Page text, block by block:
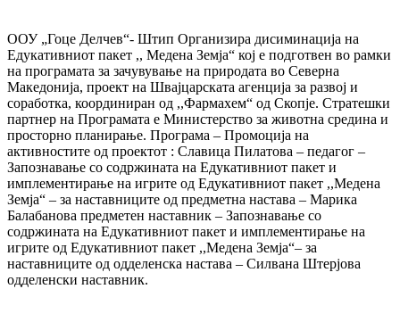
ООУ „Гоце Делчев“- Штип Организира дисиминација на
Едукативниот пакет ,, Медена Земја“ кој е подготвен во рамки
на програмата за зачувување на природата во Северна
Македонија, проект на Швајцарската агенција за развој и
соработка, координиран од ,,Фармахем“ од Скопје. Стратешки
партнер на Програмата е Министерство за животна средина и
просторно планирање. Програма – Промоција на
активностите од проектот : Славица Пилатова – педагог –
Запознавање со содржината на Едукативниот пакет и
имплементирање на игрите од Едукативниот пакет ,,Медена
Земја“ – за наставниците од предметна настава – Марика
Балабанова предметен наставник – Запознавање со
содржината на Едукативниот пакет и имплементирање на
игрите од Едукативниот пакет ,,Медена Земја“– за
наставниците од одделенска настава – Силвана Штерјова
одделенски наставник.